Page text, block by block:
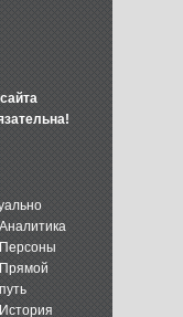
Аналитика
Персоны
Прямой
путь
История